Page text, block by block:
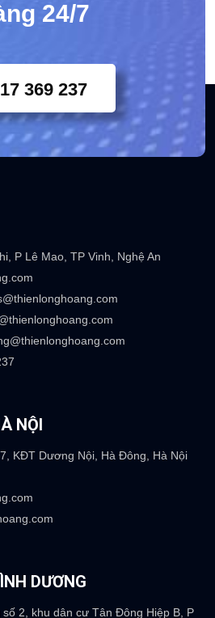
tư vấn khách
24/7
KĐT Dương Nội, Hà Đông, Hà Nội